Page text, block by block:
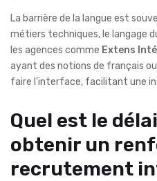
La barrière de la langue est
métiers techniques, le langage
les agences comme Extens
ayant des notions de français
faire l’interface, facilitant une
Quel est le
obtenir un
recrutement